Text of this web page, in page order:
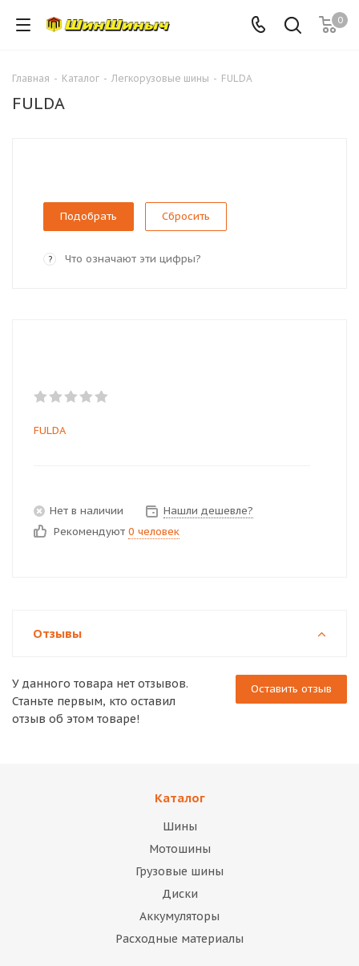
0
Главная - Каталог - Легкорузовые шины - FULDA
FULDA
Сбросить
? Что означают эти цифры?
FULDA
Нет в наличии
Нашли дешевле?
Рекомендуют 0 человек
Отзывы
Оставить отзыв
У данного товара нет отзывов.
Станьте первым, кто оставил
отзыв об этом товаре!
Каталог
Шины
Мотошины
Грузовые шины
Диски
Аккумуляторы
Расходные материалы